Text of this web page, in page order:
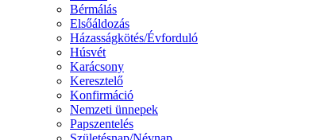
Bérmálás
Elsőáldozás
Házasságkötés/Évforduló
Húsvét
Karácsony
Keresztelő
Konfirmáció
Nemzeti ünnepek
Papszentelés